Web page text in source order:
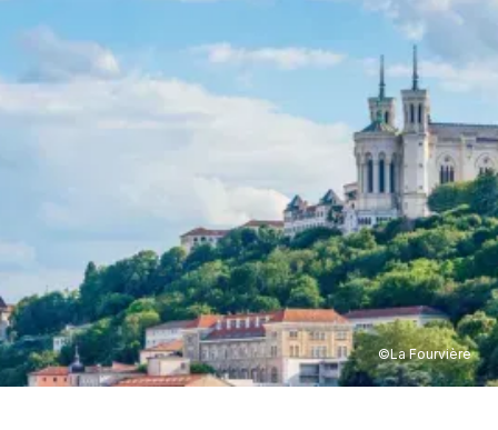
©La Fourvière